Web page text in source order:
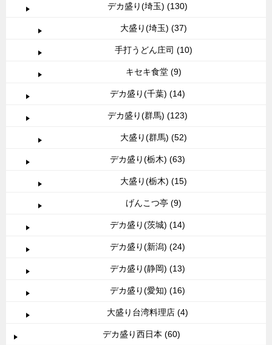
デカ盛り(埼玉) (130)
大盛り(埼玉) (37)
手打うどん庄司 (10)
キセキ食堂 (9)
デカ盛り(千葉) (14)
デカ盛り(群馬) (123)
大盛り(群馬) (52)
デカ盛り(栃木) (63)
大盛り(栃木) (15)
げんこつ亭 (9)
デカ盛り(茨城) (14)
デカ盛り(新潟) (24)
デカ盛り(静岡) (13)
デカ盛り(愛知) (16)
大盛り台湾料理店 (4)
デカ盛り西日本 (60)